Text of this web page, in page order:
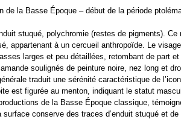
de la Basse Époque – début de la période
stuqué, polychromie (restes de pigments). Ce
appartenant à un cercueil anthropoïde. Le
larges et peu détaillées, retombant de part et
soulignés de peinture noire, nez long et
traduit une sérénité caractéristique de
est figurée au menton, indiquant le statut
de la Basse Époque classique,
conserve des traces d’enduit stuqué et de